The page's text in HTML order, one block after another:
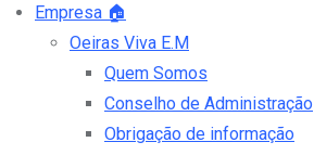
Empresa 🏠
Oeiras Viva E.M
Quem Somos
Conselho de Administração
Obrigação de informação